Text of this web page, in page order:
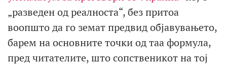
„разведен од реалноста“, без притоа
воопшто да го земат предвид објавувањето,
барем на основните точки од таа формула,
пред читателите, што сопственикот на тој